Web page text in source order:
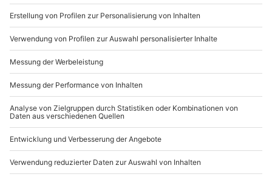
b2b@mydays.de
www.b2b.mydays.de/
Artikelnummer
Andere Produkte entdecken